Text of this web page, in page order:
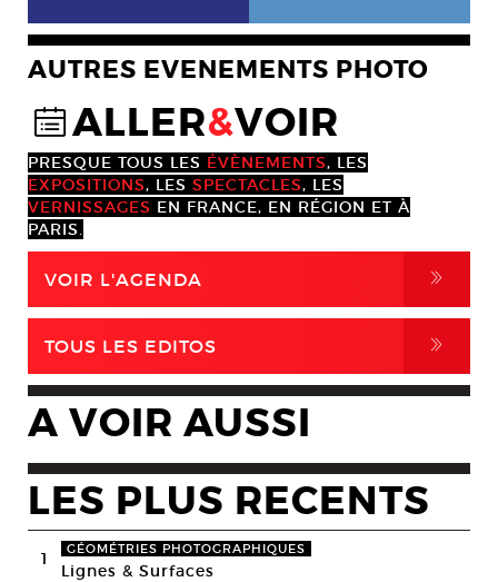
AUTRES EVENEMENTS PHOTO
@ALLER&VOIR
PRESQUE TOUS LES ÉVÈNEMENTS, LES
EXPOSITIONS, LES SPECTACLES, LES
VERNISSAGES EN FRANCE, EN RÉGION ET À
PARIS.
VOIR L'AGENDA ,
TOUS LES EDITOS ,
A VOIR AUSSI
LES PLUS RECENTS
1 GÉOMÉTRIES PHOTOGRAPHIQUES
Lignes & Surfaces